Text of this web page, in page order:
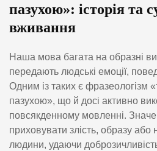
пазухою»: історія та
вживання
Наша мова багата на образні
передають людські емоції,
Одним із таких є фразеологізм
пазухою», що й досі активно
повсякденному мовленні.
приховувати злість, образу або
людини, удаючи